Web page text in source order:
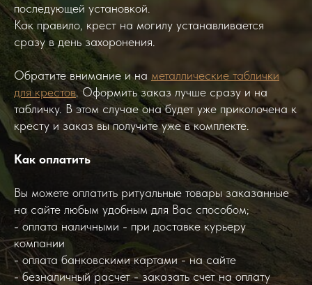
последующей установкой.
Как правило, крест на могилу устанавливается
сразу в день захоронения.
Обратите внимание и на металлические таблички
для крестов. Оформить заказ лучше сразу и на
табличку. В этом случае она будет уже приколочена к
кресту и заказ вы получите уже в комплекте.
Как оплатить
Вы можете оплатить ритуальные товары заказанные
на сайте любым удобным для Вас способом;
- оплата наличными - при доставке курьеру
компании
- оплата банковскими картами - на сайте
- безналичный расчет - заказать счет на оплату